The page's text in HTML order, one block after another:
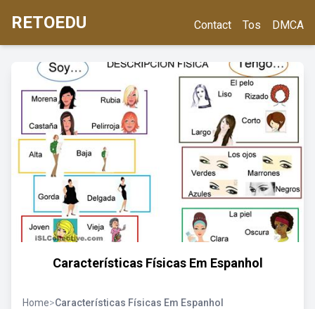
RETOEDU Contact Tos DMCA
Características Físicas Em Espanhol
Home>Características Físicas Em Espanhol